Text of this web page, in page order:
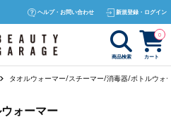
ヘルプ・お問い合わせ 新規登録・ログイン
商品検索 カート
0
タオルウォーマー/スチーマー/消毒器/ボトルウォ
ォーマー